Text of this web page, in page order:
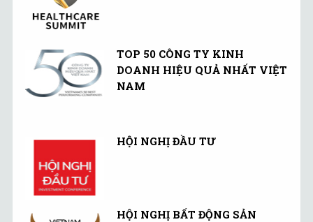
TOP 50 CÔNG TY KINH
DOANH HIỆU QUẢ NHẤT VIỆT
NAM
HỘI NGHỊ ĐẦU TƯ
HỘI NGHỊ BẤT ĐỘNG SẢN